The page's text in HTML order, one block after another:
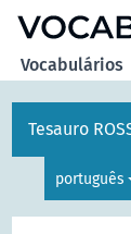
Vocabulários
Tesauro
português